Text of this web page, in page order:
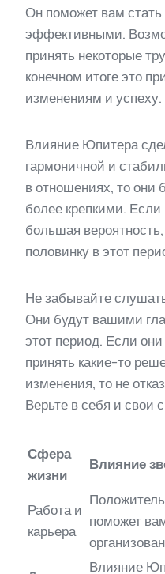
Он поможет вам
эффективными.
принять некоторые
конечном итоге это
изменениям и успеху.
Влияние Юпитера
гармоничной и
в отношениях, то они
более крепкими. Если
большая
половинку в этот
Не забывайте
Они будут вашими
этот период. Если
принять какие-то
изменения, то не
Верьте в себя и свои
Сфера
жизни
Влияние
Работа и
карьера
поможет
Влияние